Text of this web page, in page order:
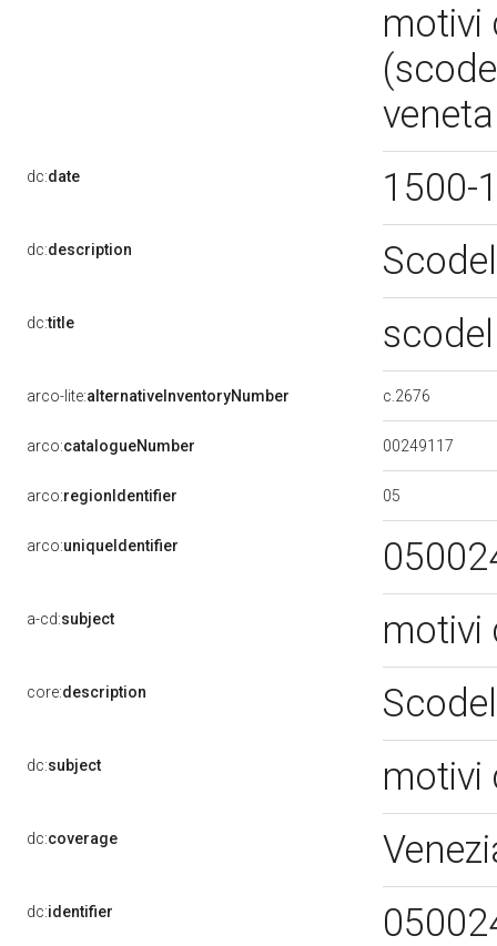
motivi
dc:date 1500-
dc:description
dc:title
arco-lite:alternativeInventoryNumber c.2676
arco:catalogueNumber 00249117
arco:regionIdentifier 05
arco:uniqueIdentifier
a-cd:subject motivi
core:description
dc:subject motivi
dc:coverage
dc:identifier